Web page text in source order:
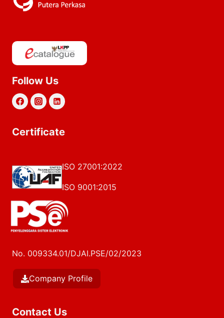
Follow Us
Certificate
ISO 27001:2022
ISO 9001:2015
No. 009334.01/DJAI.PSE/02/2023
Company Profile
Contact Us